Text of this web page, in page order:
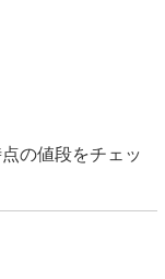
の値段をチェッ